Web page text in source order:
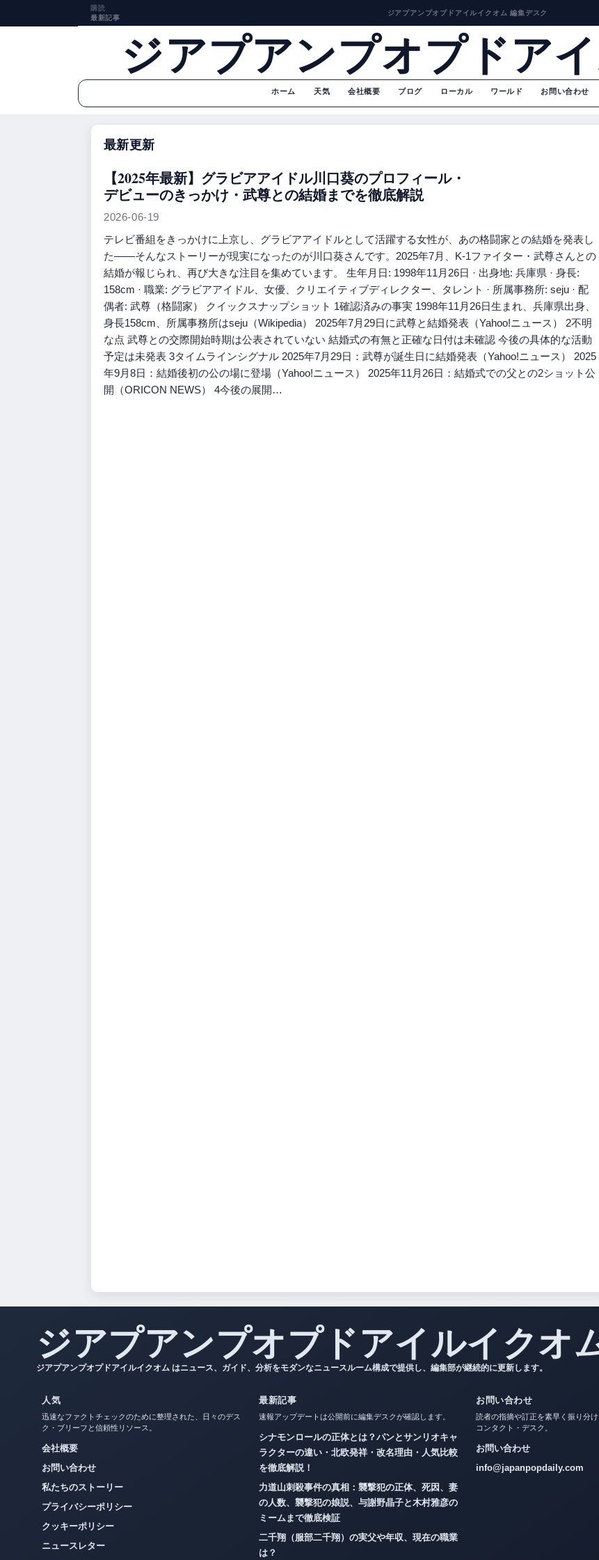
購読
最新記事
ジアプアンプオプドアイルイクオム 編集デスク
ジアプアンプオプドア
ホーム 天気 会社概要 ブログ ローカル ワールド お問い合わせ
最新更新
【2025年最新】グラビアアイドル川口葵のプロフィール・
デビューのきっかけ・武尊との結婚までを徹底解説
2026-06-19
テレビ番組をきっかけに上京し、グラビアアイドルとして活躍する女性が、あの格闘家との結婚を発表し
た——そんなストーリーが現実になったのが川口葵さんです。2025年7月、K-1ファイター・武尊さんとの
結婚が報じられ、再び大きな注目を集めています。 生年月日: 1998年11月26日 · 出身地: 兵庫県 · 身長:
158cm · 職業: グラビアアイドル、女優、クリエイティブディレクター、タレント · 所属事務所: seju · 配
偶者: 武尊（格闘家） クイックスナップショット 1確認済みの事実 1998年11月26日生まれ、兵庫県出身、
身長158cm、所属事務所はseju（Wikipedia） 2025年7月29日に武尊と結婚発表（Yahoo!ニュース） 2不明
な点 武尊との交際開始時期は公表されていない 結婚式の有無と正確な日付は未確認 今後の具体的な活動
予定は未発表 3タイムラインシグナル 2025年7月29日：武尊が誕生日に結婚発表（Yahoo!ニュース） 2025
年9月8日：結婚後初の公の場に登場（Yahoo!ニュース） 2025年11月26日：結婚式での父との2ショット公
開（ORICON NEWS） 4今後の展開…
ジアプアンプオプドアイルイクオ
ジアプアンプオプドアイルイクオム はニュース、ガイド、分析をモダンなニュースルーム構成で提供し、編集部が継続的に更新します。
人気
迅速なファクトチェックのために整理された、日々のデス
ク・ブリーフと信頼性リソース。
会社概要
お問い合わせ
私たちのストーリー
プライバシーポリシー
クッキーポリシー
ニュースレター
最新記事
速報アップデートは公開前に編集デスクが確認します。
シナモンロールの正体とは？パンとサンリオキャ
ラクターの違い・北欧発祥・改名理由・人気比較
を徹底解説！
力道山刺殺事件の真相：襲撃犯の正体、死因、妻
の人数、襲撃犯の娘説、与謝野晶子と木村雅彦の
ミームまで徹底検証
二千翔（服部二千翔）の実父や年収、現在の職業
は？
お問い合わせ
読者の指摘や訂正を素早く振り分
コンタクト・デスク。
お問い合わせ
info@japanpopdaily.com